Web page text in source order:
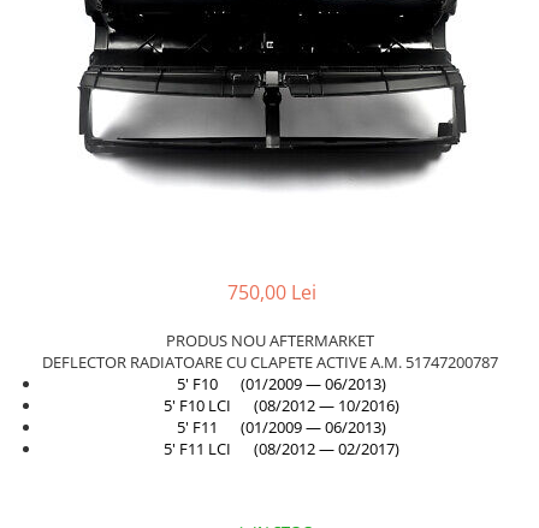
Capac bara
Capac fata motor
Capitonaj
Oglindă
Overfender aripa
Panou acoperire trigger
Turbocompresor
750,00 Lei
PRODUS NOU AFTERMARKET
DEFLECTOR RADIATOARE CU CLAPETE ACTIVE A.M. 51747200787
5' F10 (01/2009 — 06/2013)
5' F10 LCI (08/2012 — 10/2016)
5' F11 (01/2009 — 06/2013)
5' F11 LCI (08/2012 — 02/2017)